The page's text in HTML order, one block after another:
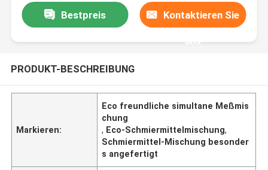
Bestpreis Kontaktieren Sie
uns
PRODUKT-BESCHREIBUNG
Markieren:
Eco freundliche simultane Meßmis
chung
, Eco-Schmiermittelmischung,
Schmiermittel-Mischung besonder
s angefertigt